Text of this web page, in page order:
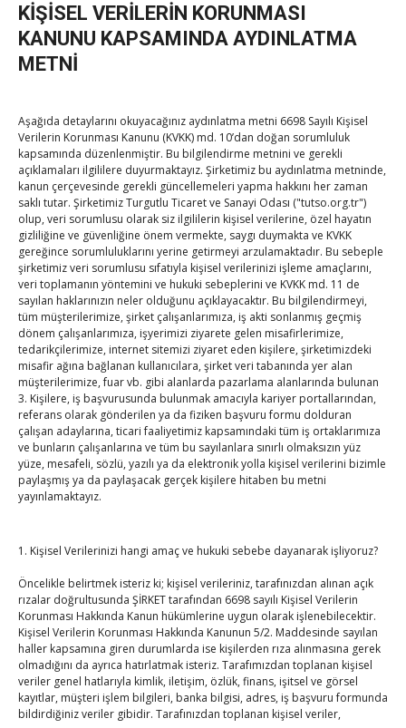
KİŞİSEL VERİLERİN KORUNMASI
KANUNU KAPSAMINDA AYDINLATMA
METNİ
Aşağıda detaylarını okuyacağınız aydınlatma metni 6698 Sayılı Kişisel
Verilerin Korunması Kanunu (KVKK) md. 10’dan doğan sorumluluk
kapsamında düzenlenmiştir. Bu bilgilendirme metnini ve gerekli
açıklamaları ilgililere duyurmaktayız. Şirketimiz bu aydınlatma metninde,
kanun çerçevesinde gerekli güncellemeleri yapma hakkını her zaman
saklı tutar. Şirketimiz Turgutlu Ticaret ve Sanayi Odası ("tutso.org.tr")
olup, veri sorumlusu olarak siz ilgililerin kişisel verilerine, özel hayatın
gizliliğine ve güvenliğine önem vermekte, saygı duymakta ve KVKK
gereğince sorumluluklarını yerine getirmeyi arzulamaktadır. Bu sebeple
şirketimiz veri sorumlusu sıfatıyla kişisel verilerinizi işleme amaçlarını,
veri toplamanın yöntemini ve hukuki sebeplerini ve KVKK md. 11 de
sayılan haklarınızın neler olduğunu açıklayacaktır. Bu bilgilendirmeyi,
tüm müşterilerimize, şirket çalışanlarımıza, iş akti sonlanmış geçmiş
dönem çalışanlarımıza, işyerimizi ziyarete gelen misafirlerimize,
tedarikçilerimize, internet sitemizi ziyaret eden kişilere, şirketimizdeki
misafir ağına bağlanan kullanıcılara, şirket veri tabanında yer alan
müşterilerimize, fuar vb. gibi alanlarda pazarlama alanlarında bulunan
3. Kişilere, iş başvurusunda bulunmak amacıyla kariyer portallarından,
referans olarak gönderilen ya da fiziken başvuru formu dolduran
çalışan adaylarına, ticari faaliyetimiz kapsamındaki tüm iş ortaklarımıza
ve bunların çalışanlarına ve tüm bu sayılanlara sınırlı olmaksızın yüz
yüze, mesafeli, sözlü, yazılı ya da elektronik yolla kişisel verilerini bizimle
paylaşmış ya da paylaşacak gerçek kişilere hitaben bu metni
yayınlamaktayız.
1. Kişisel Verilerinizi hangi amaç ve hukuki sebebe dayanarak işliyoruz?
Öncelikle belirtmek isteriz ki; kişisel verileriniz, tarafınızdan alınan açık
rızalar doğrultusunda ŞİRKET tarafından 6698 sayılı Kişisel Verilerin
Korunması Hakkında Kanun hükümlerine uygun olarak işlenebilecektir.
Kişisel Verilerin Korunması Hakkında Kanunun 5/2. Maddesinde sayılan
haller kapsamına giren durumlarda ise kişilerden rıza alınmasına gerek
olmadığını da ayrıca hatırlatmak isteriz. Tarafımızdan toplanan kişisel
veriler genel hatlarıyla kimlik, iletişim, özlük, finans, işitsel ve görsel
kayıtlar, müşteri işlem bilgileri, banka bilgisi, adres, iş başvuru formunda
bildirdiğiniz veriler gibidir. Tarafınızdan toplanan kişisel veriler,
Post
navigation
←Hisarcıklıoğlu, Antalya Diplomasi Forumu
“Piyasaları Dönüştüren Dijital Ekonomi” oturumunda
konuştu
TOBB Son Yazılar
Hisarcıklıoğlu ICCD Genel Sekreteri Khalawi ile görüştü
ByTUTSOon Ağu 7, 2026
Kahramanmaraş Ticaret ve Sanayi Odası’nın yeni
binası hizmete açıldı
ByTUTSOon Ağu 5, 2026
Diren ailesine taziye ziyareti
By TUTSO on Ağu 4, 2026
Emiroğlu’nu kabul etti
Hisarcıklıoğlu Muğla İl/İlçe Oda / Borsa Meclis Üyeleri
ile buluştu
By TUTSOon Ağu 2, 2026
Ağustos 2026
P
S Ç P C C
P